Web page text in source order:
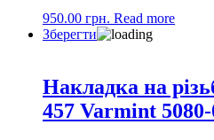
950.00 грн. Read more
Зберегти
Накладка на
457 Varmint